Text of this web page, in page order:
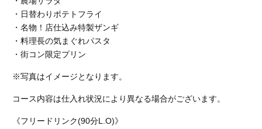
・日替わりポテトフライ
・名物！店仕込み特製ザンギ
・料理長の気まぐれパスタ
・街コン限定プリン
※写真はイメージとなります。
コース内容は仕入れ状況により異なる場合がございます。
《フリードリンク(90分L.O)》